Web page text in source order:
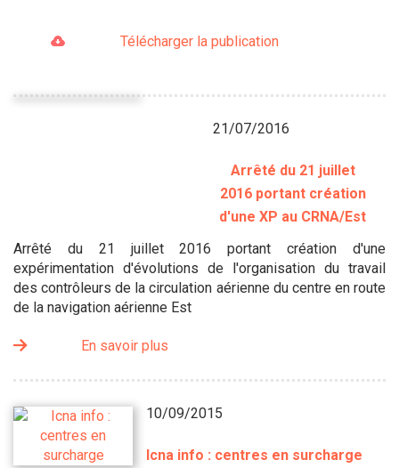
Télécharger la publication
21/07/2016
Arrêté du 21 juillet
2016 portant création
d'une XP au CRNA/Est
Arrêté du 21 juillet 2016 portant création d'une
expérimentation d'évolutions de l'organisation du travail
des contrôleurs de la circulation aérienne du centre en route
de la navigation aérienne Est
En savoir plus
10/09/2015
Icna info : centres en surcharge